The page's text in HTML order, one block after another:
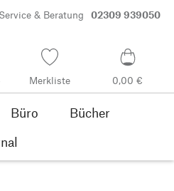
& Beratung 02309 939050
Merkliste 0,00 €
Büro
Bücher